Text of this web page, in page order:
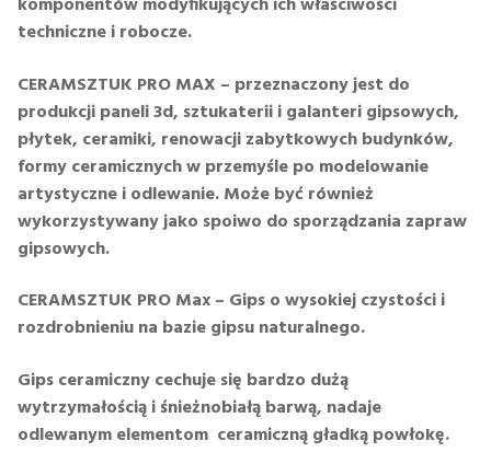
techniczne i robocze.
CERAMSZTUK PRO MAX – przeznaczony jest do
produkcji paneli 3d, sztukaterii i galanteri gipsowych,
płytek, ceramiki, renowacji zabytkowych budynków,
formy ceramicznych w przemyśle po modelowanie
artystyczne i odlewanie. Może być również
wykorzystywany jako spoiwo do sporządzania zapraw
gipsowych.
CERAMSZTUK PRO Max – Gips o wysokiej czystości i
rozdrobnieniu na bazie gipsu naturalnego.
Gips ceramiczny cechuje się bardzo dużą
wytrzymałością i śnieżnobiałą barwą, nadaje
odlewanym elementom ceramiczną gładką powłokę.